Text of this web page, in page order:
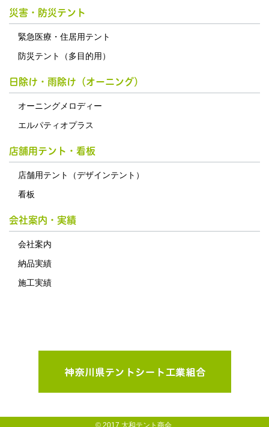
災害・防災テント
緊急医療・住居用テント
防災テント（多目的用）
日除け・雨除け（オーニング）
オーニングメロディー
エルパティオプラス
店舗用テント・看板
店舗用テント（デザインテント）
看板
会社案内・実績
会社案内
納品実績
施工実績
© 2017 大和テント商会.